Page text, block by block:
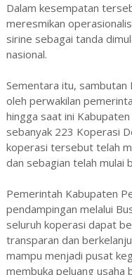
Dalam kesempatan
meresmikan
sirine sebagai tanda
nasional.
Sementara itu, sambutan
oleh perwakilan
hingga saat ini
sebanyak 223 Koperasi
koperasi tersebut telah
dan sebagian telah mulai
Pemerintah Kabupaten
pendampingan melalui
seluruh koperasi dapat
transparan dan
mampu menjadi pusat
membuka peluang usaha